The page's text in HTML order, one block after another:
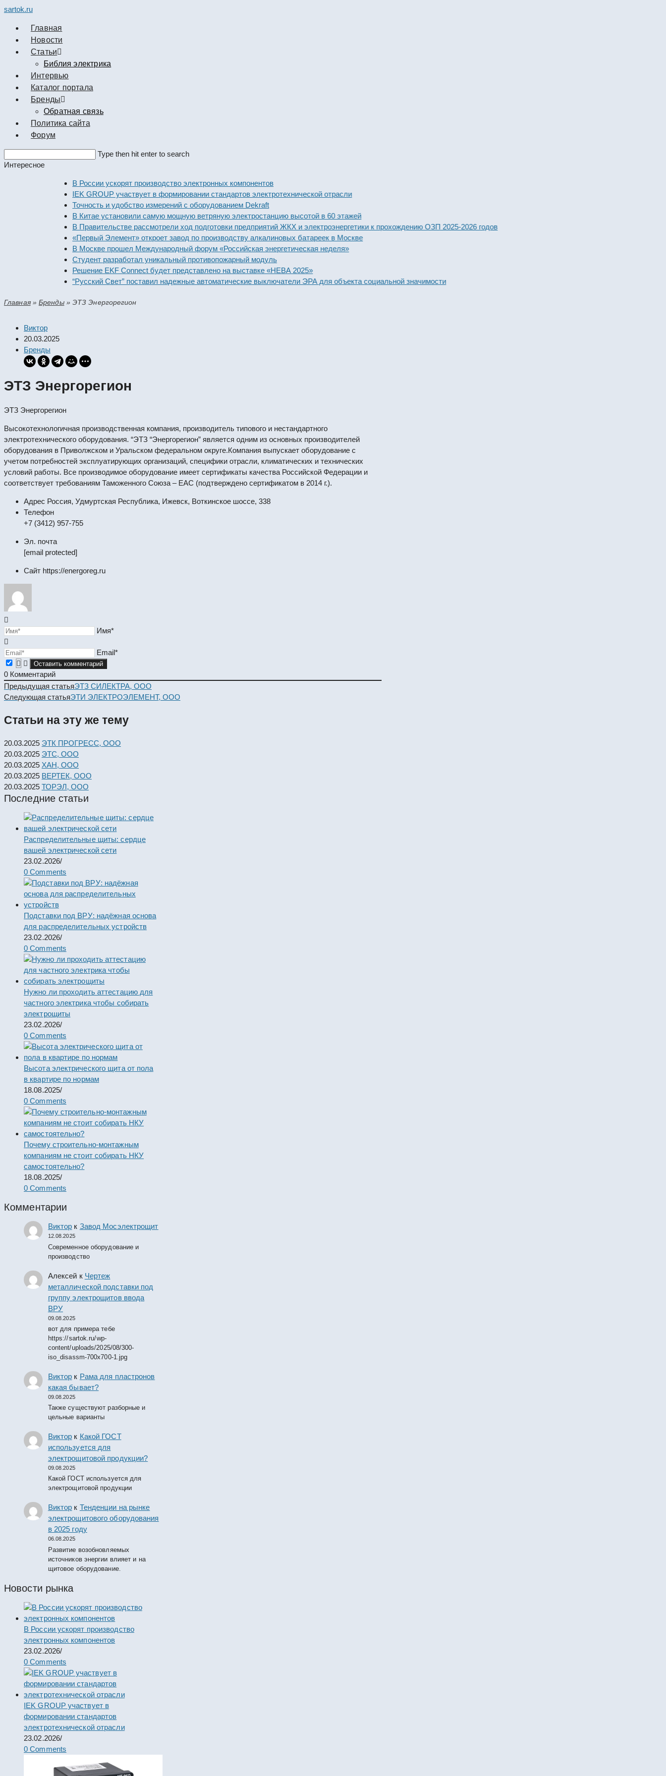
sartok.ru
Главная
Новости
Cтатьи
Библия электрика
Интервью
Каталог портала
Бренды
Обратная связь
Политика сайта
Форум
this
Type then hit enter to search
Интересное
В России ускорят производство электронных компонентов
IEK GROUP участвует в формировании стандартов электротехнической отрасли
Точность и удобство измерений с оборудованием Dekraft
В Китае установили самую мощную ветряную электростанцию высотой в 60 этажей
В Правительстве рассмотрели ход подготовки предприятий ЖКХ и электроэнергетики к прохождению ОЗП 2025-2026 годов
«Первый Элемент» откроет завод по производству алкалиновых батареек в Москве
В Москве прошел Международный форум «Российская энергетическая неделя»
Студент разработал уникальный противопожарный модуль
Решение EKF Connect будет представлено на выставке «НЕВА 2025»
“Русский Свет” поставил надежные автоматические выключатели ЭРА для объекта социальной значимости
Главная»Бренды» ЭТЗ Энергорегион
Виктор
20.03.2025
Бренды
ЭТЗ Энергорегион
ЭТЗ Энергорегион
Высокотехнологичная производственная компания, производитель типового и нестандартного
электротехнического оборудования. “ЭТЗ “Энергорегион” является одним из основных производителей
оборудования в Приволжском и Уральском федеральном округе.Компания выпускает оборудование с
учетом потребностей эксплуатирующих организаций, специфики отрасли, климатических и технических
условий работы. Все производимое оборудование имеет сертификаты качества Российской Федерации и
соответствует требованиям Таможенного Союза – ЕАС (подтверждено сертификатом в 2014 г.).
Адрес Россия, Удмуртская Республика, Ижевск, Воткинское шоссе, 338
Телефон
+7 (3412) 957-755
Эл. почта
[email protected]
Сайт https://energoreg.ru
Имя*
Email*
0 Комментарий
Read
more
Предыдущая статьяЭТЗ СИЛЕКТРА, ООО
Следующая статьяЭТИ ЭЛЕКТРОЭЛЕМЕНТ, ООО
Статьи на эту же тему
20.03.2025 ЭТК ПРОГРЕСС, ООО
20.03.2025 ЭТС, ООО
20.03.2025 ХАН, ООО
20.03.2025 ВЕРТЕК, ООО
20.03.2025 ТОРЭЛ, ООО
Последние статьи
Распределительные щиты: сердце
вашей электрической сети
23.02.2026/
0 Comments
Подставки под ВРУ: надёжная основа
для распределительных устройств
23.02.2026/
0 Comments
Нужно ли проходить аттестацию для
частного электрика чтобы собирать
электрощиты
23.02.2026/
0 Comments
Высота электрического щита от пола
в квартире по нормам
18.08.2025/
0 Comments
Почему строительно-монтажным
компаниям не стоит собирать НКУ
самостоятельно?
18.08.2025/
0 Comments
Комментарии
Виктор к Завод Мосэлектрощит
12.08.2025
Современное оборудование и
производство
Алексей к Чертеж
металлической подставки под
группу электрощитов ввода
ВРУ
09.08.2025
вот для примера тебе
https://sartok.ru/wp-
content/uploads/2025/08/300-
iso_disassm-700x700-1.jpg
Виктор к Рама для пластронов
какая бывает?
09.08.2025
Также существуют разборные и
цельные варианты
Виктор к Какой ГОСТ
используется для
электрощитовой продукции?
09.08.2025
Какой ГОСТ используется для
электрощитовой продукции
Виктор к Тенденции на рынке
электрощитового оборудования
в 2025 году
06.08.2025
Развитие возобновляемых
источников энергии влияет и на
щитовое оборудование.
Новости рынка
В России ускорят производство
электронных компонентов
23.02.2026/
0 Comments
IEK GROUP участвует в
формировании стандартов
электротехнической отрасли
23.02.2026/
0 Comments